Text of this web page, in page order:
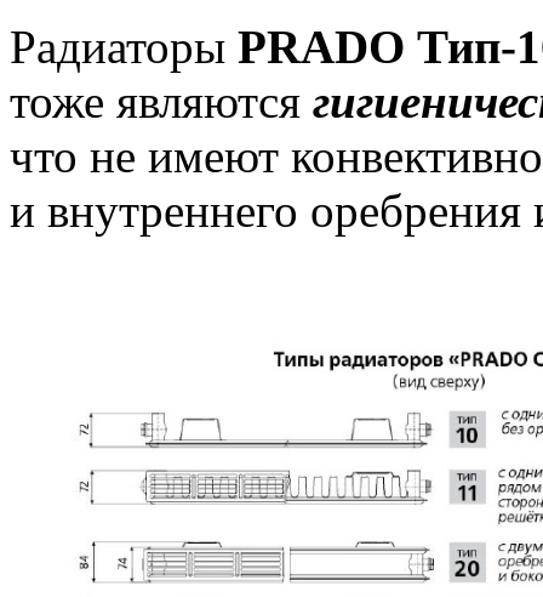
Радиаторы PRADO Тип-
тоже являются
что не имеют
и внутреннего